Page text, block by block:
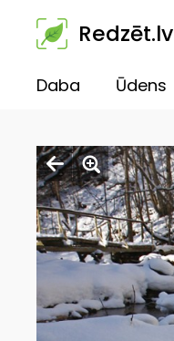
Redzēt.lv
Daba Ūdens